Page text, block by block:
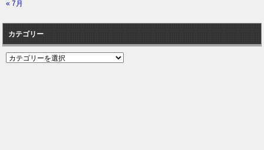
« 7月
カテゴリー
カ